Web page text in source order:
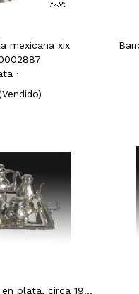
mexicana xix
·
Juego de café y té en plata, circa 1900.